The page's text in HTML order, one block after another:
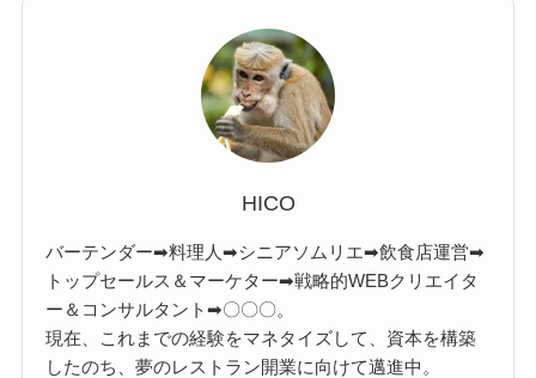
HICO
バーテンダー➡料理人➡シニアソムリエ➡飲食店運営➡
トップセールス＆マーケター➡戦略的WEBクリエイタ
ー＆コンサルタント➡〇〇〇。
現在、これまでの経験をマネタイズして、資本を構築
したのち、夢のレストラン開業に向けて邁進中。